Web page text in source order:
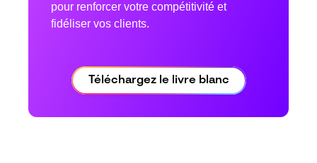
pour renforcer votre compétitivité et
fidéliser vos clients.
Téléchargez le livre blanc